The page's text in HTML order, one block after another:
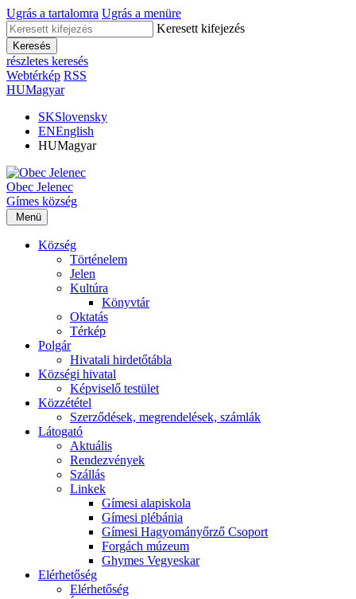
Ugrás a tartalomra Ugrás a menüre
Keresett kifejezés
Keresés
részletes keresés
Webtérkép RSS
HUMagyar
SKSlovensky
ENEnglish
HUMagyar
Obec Jelenec
Gímes község
Menü
Község
Történelem
Jelen
Kultúra
Könyvtár
Oktatás
Térkép
Polgár
Hivatali hirdetőtábla
Községi hivatal
Képviselő testület
Közzététel
Szerződések, megrendelések, számlák
Látogató
Aktuális
Rendezvények
Szállás
Linkek
Gímesi alapiskola
Gímesi plébánia
Gímesi Hagyományőrző Csoport
Forgách múzeum
Ghymes Vegyeskar
Elérhetőség
Elérhetőség